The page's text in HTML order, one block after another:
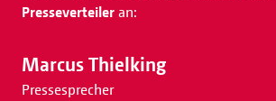
Presseverteiler an:
Marcus Thielking
Pressesprecher